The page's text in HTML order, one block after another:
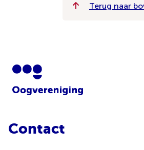
Terug naar
Contact